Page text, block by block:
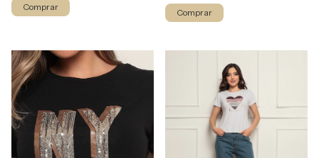
Comprar
Comprar